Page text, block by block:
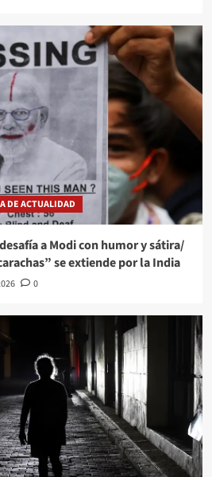
DE ACTUALIDAD
a Modi con humor y sátira/
se extiende por la India
0